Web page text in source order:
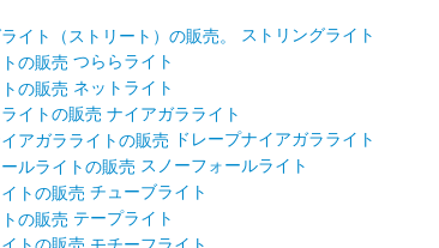
ストリングライト
つららライト
ネットライト
ナイアガラライト
ドレープナイアガラライト
スノーフォールライト
チューブライト
テープライト
モチーフライト